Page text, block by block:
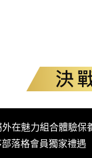
外在魅力組合體驗保
部落格會員獨家禮遇